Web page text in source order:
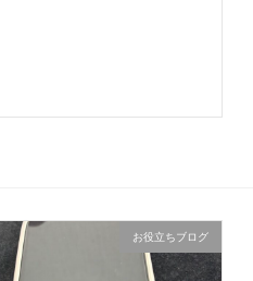
お役立ちブログ